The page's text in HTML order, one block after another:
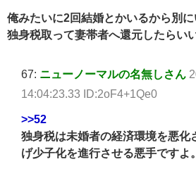
俺みたいに2回結婚とかいるから別に
独身税取って妻帯者へ還元したらい
67: ニューノーマルの名無しさん
14:04:23.33 ID:2oF4+1Qe0
>>52
独身税は未婚者の経済環境を悪化
げ少子化を進行させる悪手ですよ。